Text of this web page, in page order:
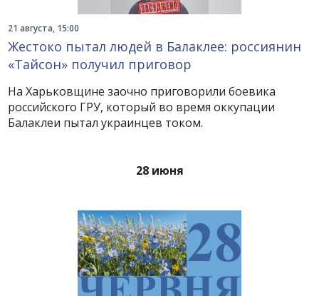
21 августа, 15:00
Жестоко пытал людей в Балаклее: россиянин
«Тайсон» получил приговор
На Харьковщине заочно приговорили боевика
российского ГРУ, который во время оккупации
Балаклеи пытал украинцев током.
28 июня